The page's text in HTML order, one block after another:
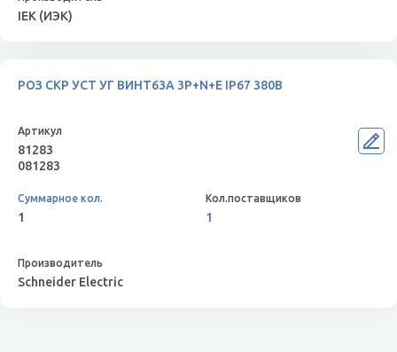
IEK (ИЭК)
РОЗ СКР УСТ УГ ВИНТ63А 3P+N+E IP67 380В
81283
081283
1 1
Schneider Electric